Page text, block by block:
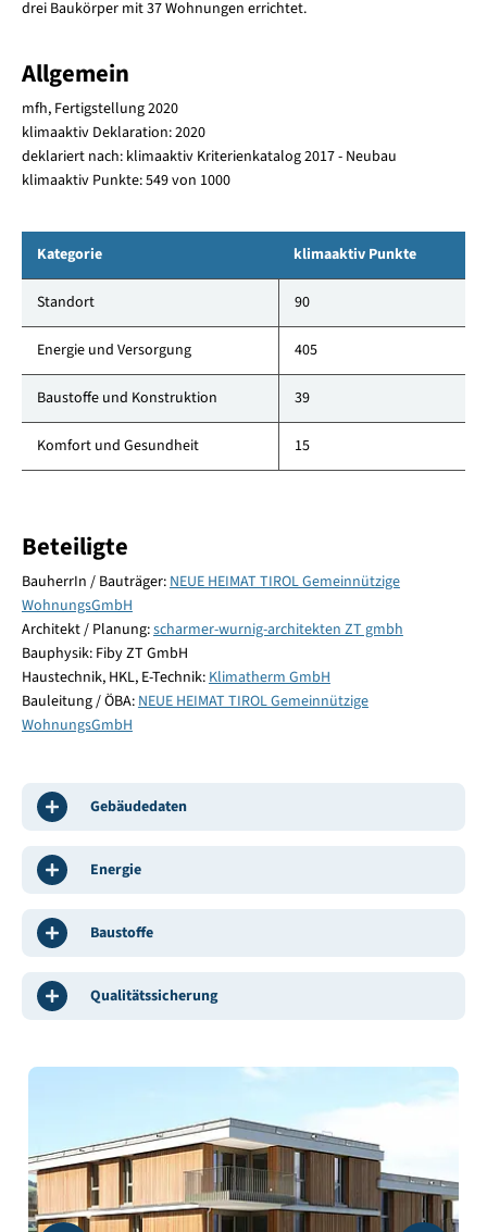
drei Baukörper mit 37 Wohnungen errichtet.
Allgemein
mfh, Fertigstellung 2020
klimaaktiv Deklaration: 2020
deklariert nach: klimaaktiv Kriterienkatalog 2017 - Neubau
klimaaktiv Punkte: 549 von 1000
Kategorie klimaaktiv Punkte
Standort 90
Energie und Versorgung 405
Baustoffe und Konstruktion 39
Komfort und Gesundheit 15
Beteiligte
BauherrIn / Bauträger:NEUE HEIMAT TIROL Gemeinnützige
WohnungsGmbH
Architekt / Planung:scharmer-wurnig-architekten ZT gmbh
Bauphysik: Fiby ZT GmbH
Haustechnik, HKL, E-Technik:Klimatherm GmbH
Bauleitung / ÖBA:NEUE HEIMAT TIROL Gemeinnützige
WohnungsGmbH
Gebäudedaten
Energie
Baustoffe
Qualitätssicherung